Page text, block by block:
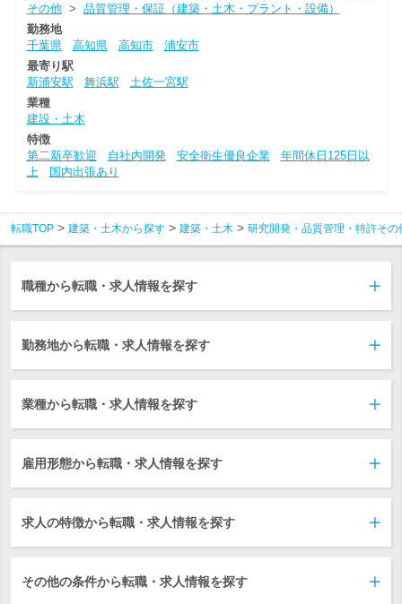
その他> 品質管理・保証（建築・土木・プラント・設備）
勤務地
千葉県
高知県 高知市
浦安市
最寄り駅
新浦安駅
舞浜駅
土佐一宮駅
業種
建設・土木
特徴
第二新卒歓迎
自社内開発 安全衛生優良企業
年間休日125日以
上
国内出張あり
転職TOP 建築・土木から探す 建築・土木 研究開発・品質管理・特許その
職種から転職・求人情報を探す
勤務地から転職・求人情報を探す
業種から転職・求人情報を探す
雇用形態から転職・求人情報を探す
求人の特徴から転職・求人情報を探す
その他の条件から転職・求人情報を探す